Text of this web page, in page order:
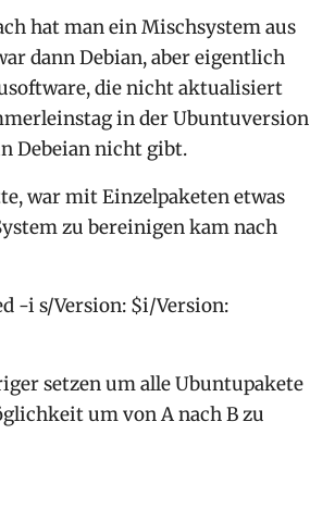
hat man ein Mischsystem aus
dann Debian, aber eigentlich
die nicht aktualisiert
in der Ubuntuversion
Debeian nicht gibt.
war mit Einzelpaketen etwas
zu bereinigen kam nach
-i s/Version: $i/Version:
setzen um alle Ubuntupakete
um von A nach B zu